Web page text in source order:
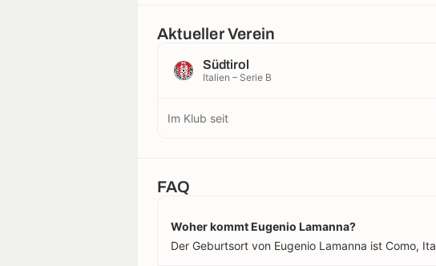
Aktueller Verein
Südtirol
Italien – Serie B
Im Klub seit
FAQ
Woher kommt Eugenio Lamanna?
Der Geburtsort von Eugenio Lamanna ist Como,